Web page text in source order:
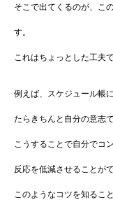
そこで出てくるのが、こ
す。
これはちょっとした工夫
例えば、スケジュール帳
たらきちんと自分の意志
こうすることで自分でコ
反応を低減させることがで
このようなコツを知るこ